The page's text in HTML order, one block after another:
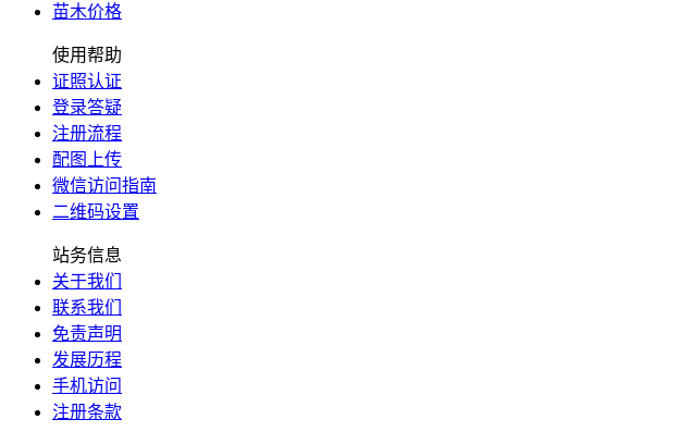
苗木价格
使用帮助
证照认证
登录答疑
注册流程
配图上传
微信访问指南
二维码设置
站务信息
关于我们
联系我们
免责声明
发展历程
手机访问
注册条款